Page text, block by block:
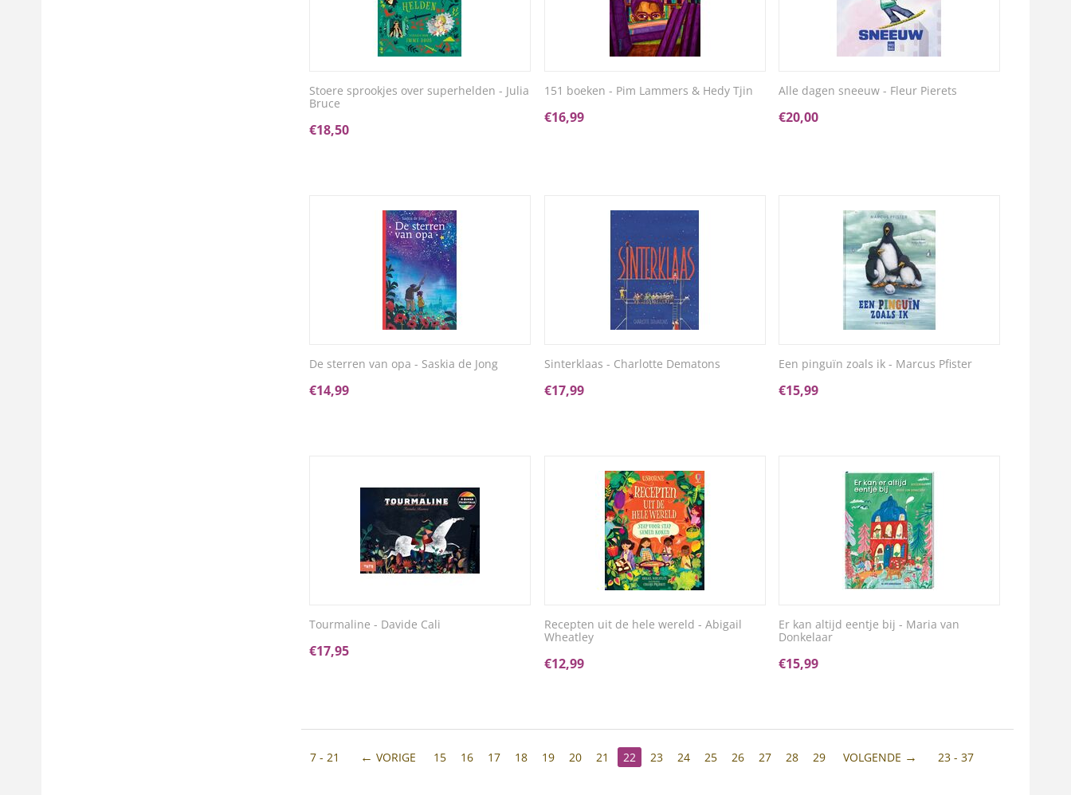
Stoere sprookjes over superhelden - Julia
Bruce
€18,50
151 boeken - Pim Lammers & Hedy Tjin
€16,99
Alle dagen sneeuw - Fleur Pierets
€20,00
De sterren van opa - Saskia de Jong
€14,99
Sinterklaas - Charlotte Dematons
€17,99
Een pinguïn zoals ik - Marcus Pfister
€15,99
Tourmaline - Davide Cali
€17,95
Recepten uit de hele wereld - Abigail
Wheatley
€12,99
Er kan altijd eentje bij - Maria van
Donkelaar
€15,99
7 - 21 VORIGE 15 16 17 18 19 20 21 22 23 24 25 26 27 28 29 VOLGENDE 23 - 37